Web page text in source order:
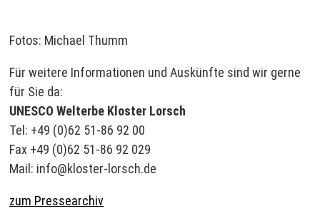
Fotos: Michael Thumm
Für weitere Informationen und Auskünfte sind wir gerne
für Sie da:
UNESCO Welterbe Kloster Lorsch
Tel: +49 (0)62 51-86 92 00
Fax +49 (0)62 51-86 92 029
Mail: info@kloster-lorsch.de
zum Pressearchiv